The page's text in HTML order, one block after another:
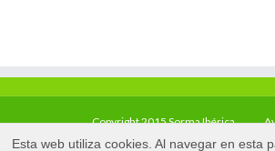
Copyright 2015 Sorma Ibérica
Esta web utiliza cookies. Al navegar en esta